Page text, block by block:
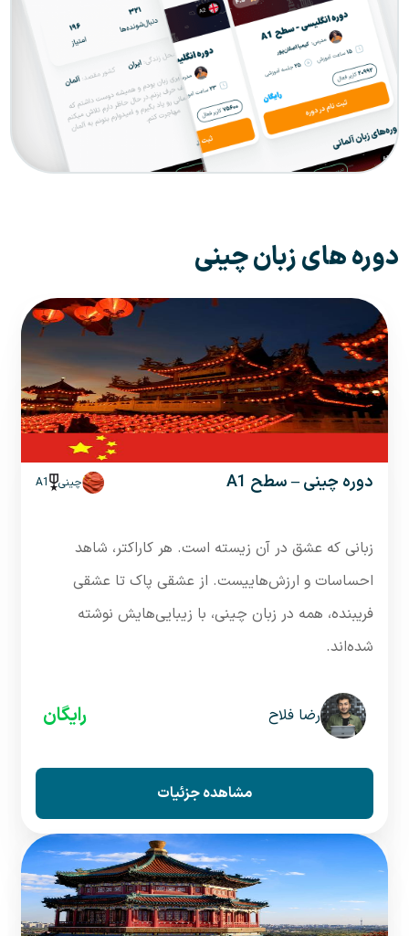
دوره های زبان چینی
دوره چینی – سطح A1 چینی A1
زبانی که عشق در آن زیسته است. هر کاراکتر، شاهد
احساسات و ارزش‌هاییست. از عشقی پاک تا عشقی
فریبنده، همه در زبان چینی، با زیبایی‌هایش نوشته
شده‌اند.
رضا فلاح رایگان
مشاهده جزئیات